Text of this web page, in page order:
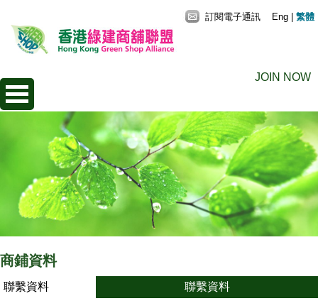
JOIN NOW
訂閱電子通訊 Eng 繁體
商鋪資料
聯繫資料 聯繫資料